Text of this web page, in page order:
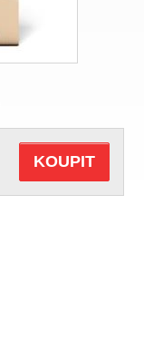
KOUPIT